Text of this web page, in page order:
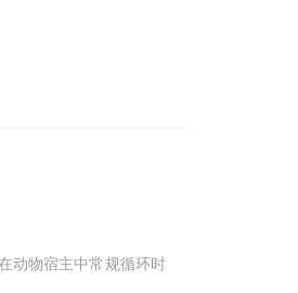
动物宿主中常规循环时